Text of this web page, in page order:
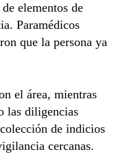
elementos de
Paramédicos
que la persona ya
el área, mientras
las diligencias
de indicios
cercanas.